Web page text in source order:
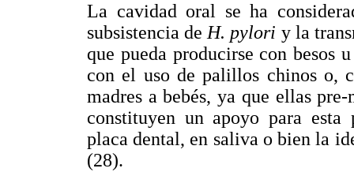
La cavidad oral se ha
subsistencia deH. pylori y la
que pueda producirse con besos
con el uso de palillos chinos o,
madres a bebés, ya que ellas
constituyen un apoyo para
placa dental, en saliva o bien la
(28).